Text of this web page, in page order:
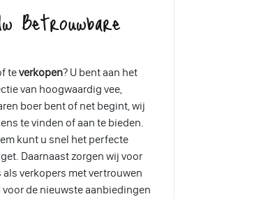
Betrouwbare
teverkopen? U bent aan het
van hoogwaardig vee,
boer bent of net begint, wij
te vinden of aan te bieden.
kunt u snel het perfecte
Daarnaast zorgen wij voor
verkopers met vertrouwen
de nieuwste aanbiedingen